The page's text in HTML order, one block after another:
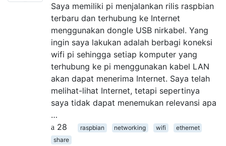
Saya memiliki pi menjalankan rilis raspbian
terbaru dan terhubung ke Internet
menggunakan dongle USB nirkabel. Yang
ingin saya lakukan adalah berbagi koneksi
wifi pi sehingga setiap komputer yang
terhubung ke pi menggunakan kabel LAN
akan dapat menerima Internet. Saya telah
melihat-lihat Internet, tetapi sepertinya
saya tidak dapat menemukan relevansi apa
…
28
raspbian networking wifi
ethernet
share